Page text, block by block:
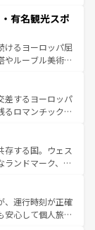
をしてみよう！
ンコ、熱気あふ
一部となってい
や、バルセロナの
ローマ遺跡や中世
ペインはその個
なお、新着のスペイン情報は コ
有名観光スポ
けるヨーロッパ屈
やルーブル美術館
殿、歴史的な大
が、訪れる者を心
国としても知ら
プロヴァンスの
み方が可能だ。さ
おり、どの街角に
る文化を体験で
報はコンテンツ一覧
差するヨーロッパ
るロマンチック街
ことがない。ベ
ルプスの絶景、そ
景は必見。ビール
着の
ほしい。
存する国。ウェス
ランドマーク、歴
なアフタヌーン
パブ、サッカー観
富。イギリスを旅
、運行時刻が正確
安心して個人旅行